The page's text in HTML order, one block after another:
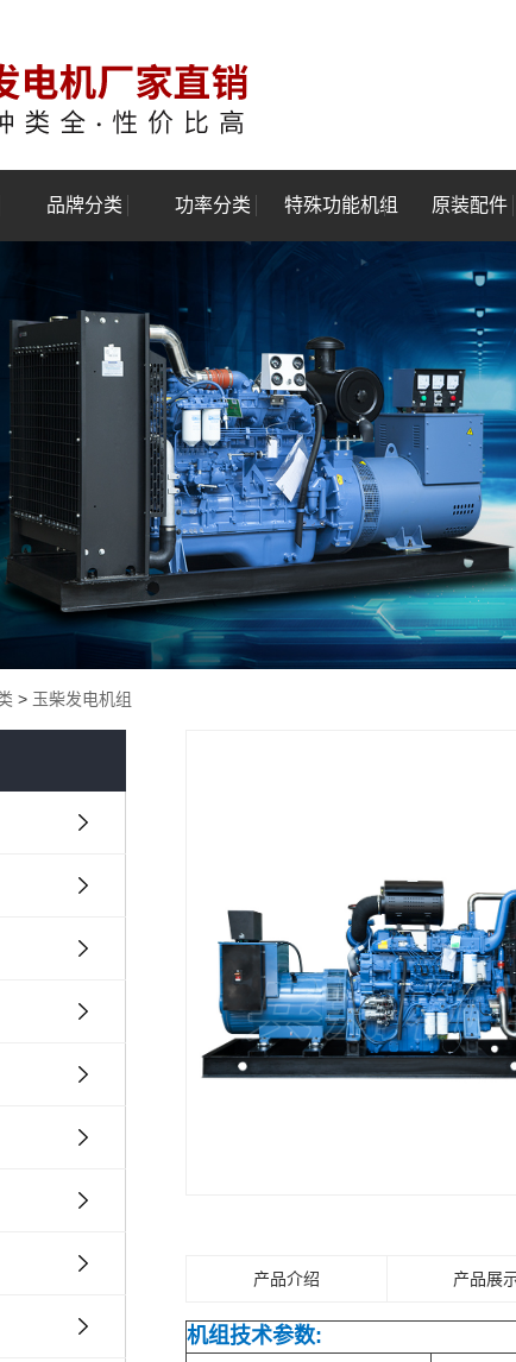
品牌分类
潍柴发电机组
康明斯发电机组
上柴股份发电机组
上海乾能发电机组
上海菱重发电机组
威曼系列
上海申动发电机组
济柴发电机组
通柴帕欧发电机组
珀金斯发电机组
功率分类
120kw-500kw
550kw-1000kw
1100kw-2400kw
特殊功能机组
静音型发电机组
全自动化发电机组
汽油发电机
原装配件
> 玉柴发电机组
产品介绍 产品展
机组技术参数: